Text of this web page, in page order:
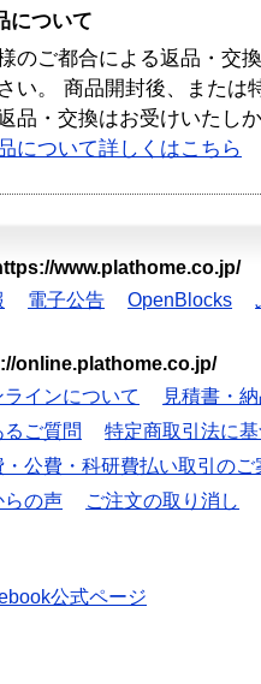
について
のご都合による返品・交
い。 商品開封後、または
品・交換はお受けいたし
について詳しくはこちら
www.plathome.co.jp/
電子公告 OpenBlocks
online.plathome.co.jp/
インについて
見積書・
るご質問
特定商取引法に
・公費・科研費払い取引のご
らの声 ご注文の取り消し
公式ページ